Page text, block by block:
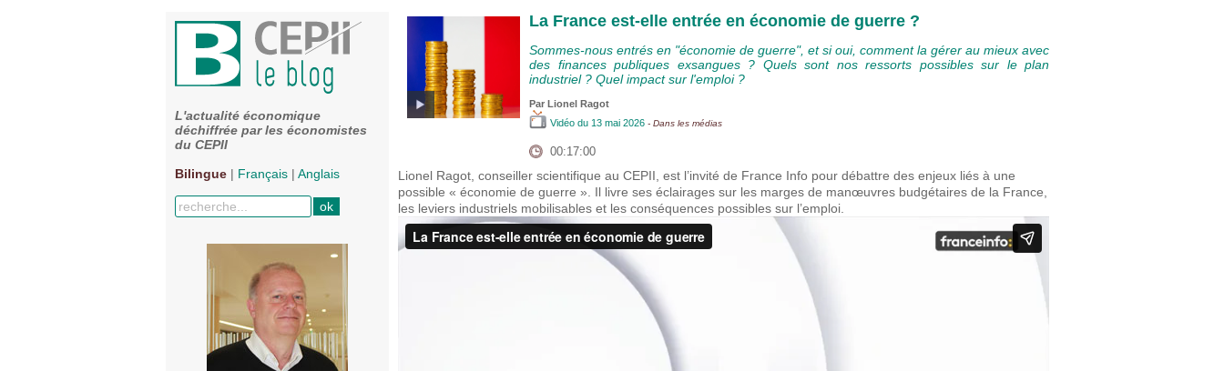
L'actualité économique
déchiffrée par les économistes
du CEPII
Bilingue | Français | Anglais
La France est-elle entrée en économie de guerre ?
Sommes-nous entrés en "économie de guerre", et si oui, comment la gérer au mieux avec
des finances publiques exsangues ? Quels sont nos ressorts possibles sur le plan
industriel ? Quel impact sur l'emploi ?
Par Lionel Ragot
Vidéo du 13 mai 2026 - Dans les médias
00:17:00
Lionel Ragot, conseiller scientifique au CEPII, est l’invité de France Info pour débattre des enjeux liés à une
possible « économie de guerre ». Il livre ses éclairages sur les marges de manœuvres budgétaires de la France,
les leviers industriels mobilisables et les conséquences possibles sur l’emploi.